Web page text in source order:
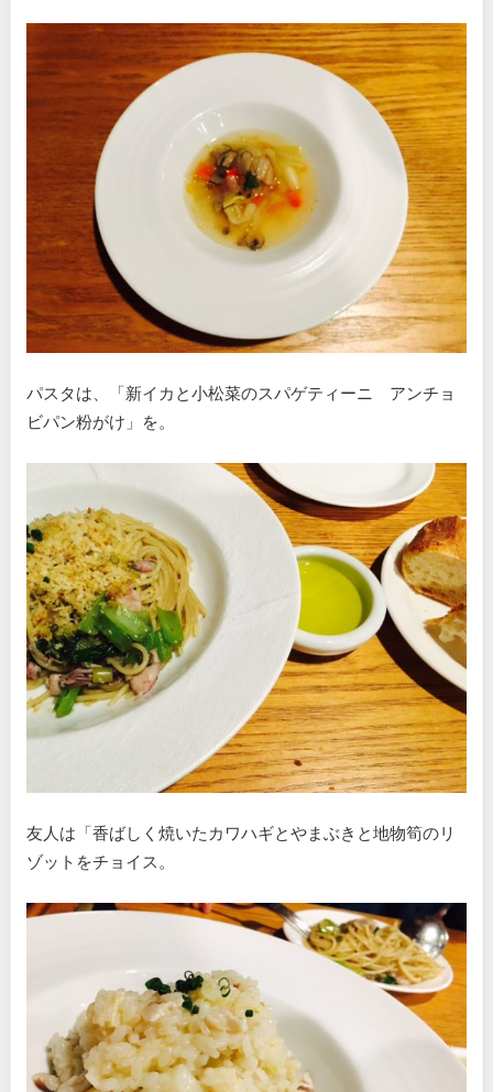
パスタは、「新イカと小松菜のスパゲティーニ アンチョ
ビパン粉がけ」を。
友人は「香ばしく焼いたカワハギとやまぶきと地物筍のリ
ゾットをチョイス。